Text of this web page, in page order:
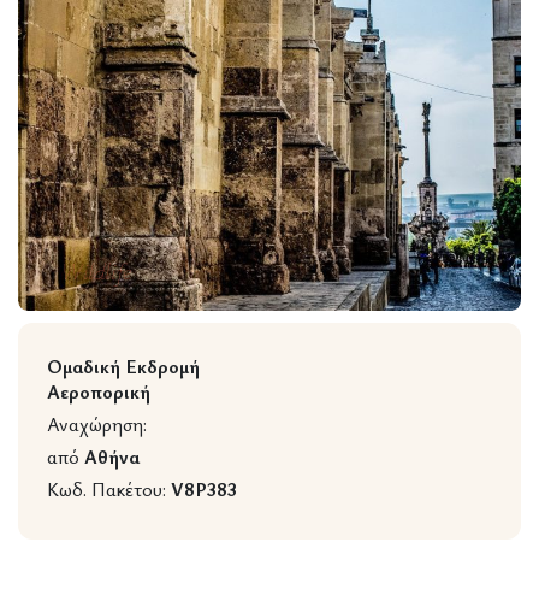
Wildlife
Ομαδική Εκδρομή
Αεροπορική
Αναχώρηση:
από Αθήνα
Κωδ. Πακέτου: V8P383